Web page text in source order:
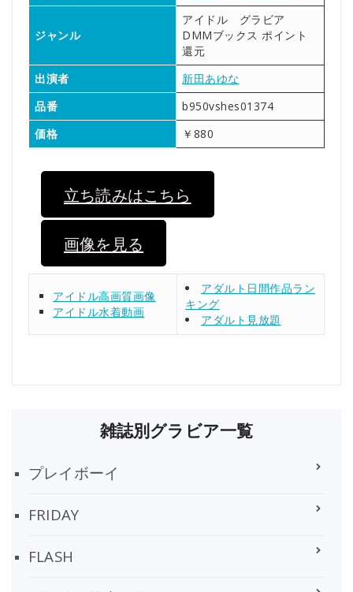
ジャンル
アイドル グラビア
DMMブックス ポイント
還元
出演者
新田あゆな
品番
b950vshes01374
価格
￥880
立ち読みはこちら
画像を見る
アイドル高画質画像
アイドル水着動画
アダルト日間作品ラン
キング
アダルト見放題
雑誌別グラビア一覧
プレイボーイ
FRIDAY
FLASH